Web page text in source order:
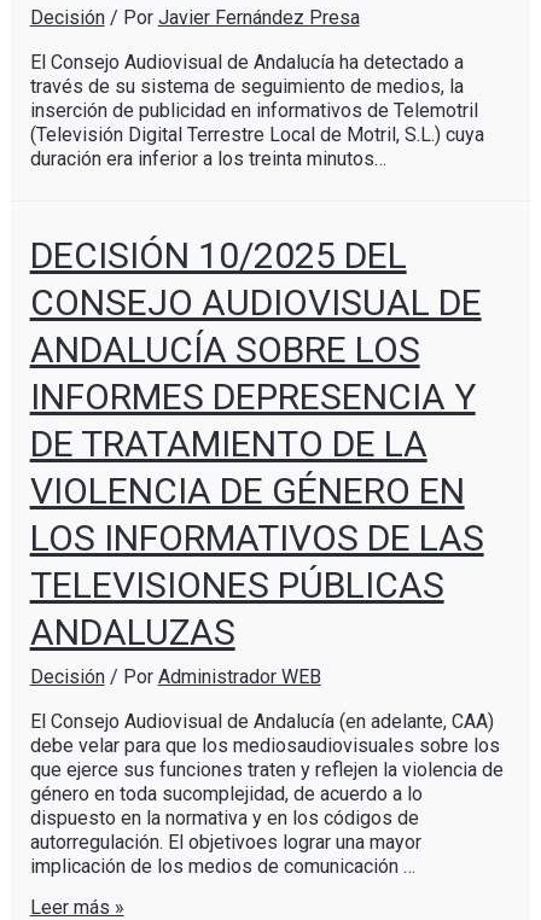
Decisión/ Por Javier Fernández Presa
El Consejo Audiovisual de Andalucía ha detectado a
través de su sistema de seguimiento de medios, la
inserción de publicidad en informativos de Telemotril
(Televisión Digital Terrestre Local de Motril, S.L.) cuya
duración era inferior a los treinta minutos…
DECISIÓN 10/2025 DEL
CONSEJO AUDIOVISUAL DE
ANDALUCÍA SOBRE LOS
INFORMES DEPRESENCIA Y
DE TRATAMIENTO DE LA
VIOLENCIA DE GÉNERO EN
LOS INFORMATIVOS DE LAS
TELEVISIONES PÚBLICAS
ANDALUZAS
Decisión/ Por Administrador WEB
El Consejo Audiovisual de Andalucía (en adelante, CAA)
debe velar para que los mediosaudiovisuales sobre los
que ejerce sus funciones traten y reflejen la violencia de
género en toda sucomplejidad, de acuerdo a lo
dispuesto en la normativa y en los códigos de
autorregulación. El objetivoes lograr una mayor
implicación de los medios de comunicación …
Leer más »